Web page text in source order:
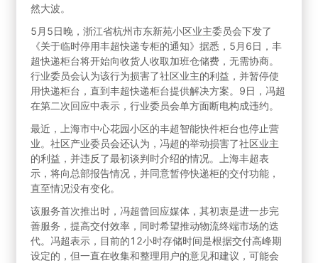
然大波。
5月5日晚，浙江省杭州市东新苑小区业主委员会下发了
《关于临时停用丰超快递专柜的通知》据悉，5月6日，丰
超快递柜台将开始向收货人收取加班仓储费，无需协商。
行业委员会认为该行为损害了社区业主的利益，并暂停使
用快递柜台，直到丰超快递柜台提供解决方案。9日，冯超
在第二次回应中表示，行业委员会单方面断电构成违约。
最近，上海市中心花园小区的丰超智能快件柜台也停止营
业。社区产业委员会还认为，冯超的举动损害了社区业主
的利益，并违反了最初谈判时介绍的情况。上海丰超表
示，将向总部报告情况，并同意暂停快递柜的交付功能，
直至情况没有变化。
该服务首次推出时，冯超曾回应媒体，其初衷是进一步完
善服务，提高交付效率，同时希望推动物流终端市场的迭
代。冯超表示，目前的12小时存储时间是根据交付高峰期
设定的，但一直在收集和整理用户的意见和建议，可能会